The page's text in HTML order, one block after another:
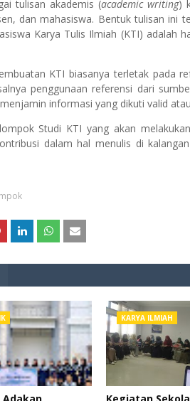
tulisan akademis (academic writing)
dan mahasiswa. Bentuk tulisan ini
Karya Tulis Ilmiah (KTI) adalah
KTI biasanya terletak pada
penggunaan referensi dari
informasi yang dikuti valid
Studi KTI yang akan
dalam hal menulis di
KARYA ILMIAH